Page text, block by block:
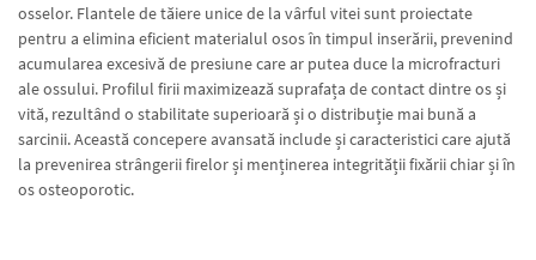
osselor. Flantele de tăiere unice de la vârful vitei sunt proiectate
pentru a elimina eficient materialul osos în timpul inserării, prevenind
acumularea excesivă de presiune care ar putea duce la microfracturi
ale ossului. Profilul firii maximizează suprafața de contact dintre os și
vită, rezultând o stabilitate superioară și o distribuție mai bună a
sarcinii. Această concepere avansată include și caracteristici care ajută
la prevenirea strângerii firelor și menținerea integrității fixării chiar și în
os osteoporotic.